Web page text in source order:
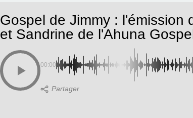
Gospel de Jimmy : l'émission
et Sandrine de l'Ahuna
00:00